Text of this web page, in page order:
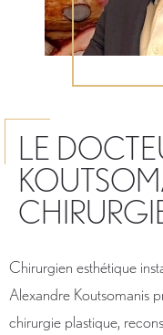
LE
Chirurgien esthétique
Alexandre Koutsomanis
chirurgie plastique,